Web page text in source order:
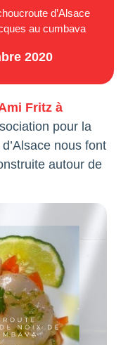
d’Alsace
au cumbava
2020
Fritz à
pour la
nous font
autour de